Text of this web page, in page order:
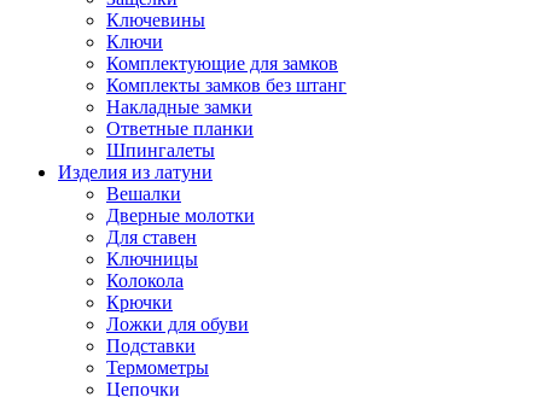
Ключевины
Ключи
Комплектующие для замков
Комплекты замков без штанг
Накладные замки
Ответные планки
Шпингалеты
Изделия из латуни
Вешалки
Дверные молотки
Для ставен
Ключницы
Колокола
Крючки
Ложки для обуви
Подставки
Термометры
Цепочки